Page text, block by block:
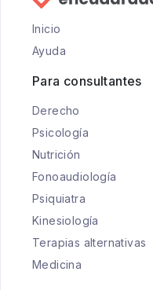
Inicio
Ayuda
Para consultantes
Derecho
Psicología
Nutrición
Fonoaudiología
Psiquiatra
Kinesiología
Terapias alternativas
Medicina